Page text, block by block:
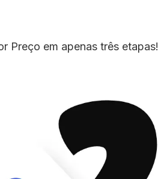
Preço em apenas três etapas!